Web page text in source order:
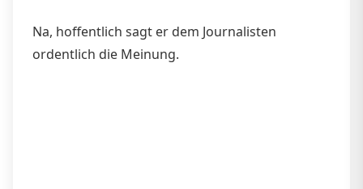
Na, hoffentlich sagt er dem Journalisten
ordentlich die Meinung.